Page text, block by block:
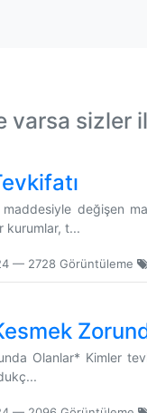
varsa sizler
değişen
kurumlar, t...
— 2728 Görüntüleme
Olanlar* Kimler